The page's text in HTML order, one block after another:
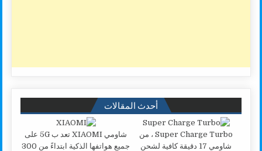
أحدث المقالات
Super Charge Turbo ، من
شاومي 17 دقيقة كافية لشحن
شاومي XIAOMI تعد ب 5G على
جميع هواتفها الذكية ابتداءً من 300